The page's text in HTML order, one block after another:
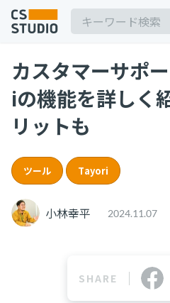
サー
コンサル・トレーニング
CS人材育成プログラム
【2025年最新
2025.06.06
BPaaSに取り組
例とともに解説
カスタマーサクセス
カスタマーサポ
iの機能を詳しく
リットも
ツール Tayori
小林幸平 2024.11.07
SHARE